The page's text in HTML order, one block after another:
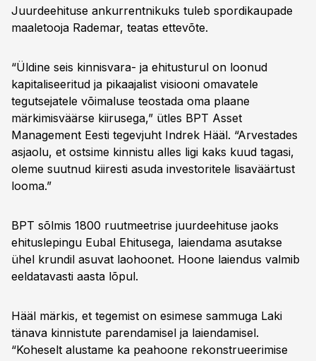
Juurdeehituse ankurrentnikuks tuleb spordikaupade
maaletooja Rademar, teatas ettevõte.
“Üldine seis kinnisvara- ja ehitusturul on loonud
kapitaliseeritud ja pikaajalist visiooni omavatele
tegutsejatele võimaluse teostada oma plaane
märkimisväärse kiirusega,” ütles BPT Asset
Management Eesti tegevjuht Indrek Hääl. “Arvestades
asjaolu, et ostsime kinnistu alles ligi kaks kuud tagasi,
oleme suutnud kiiresti asuda investoritele lisaväärtust
looma.”
BPT sõlmis 1800 ruutmeetrise juurdeehituse jaoks
ehituslepingu Eubal Ehitusega, laiendama asutakse
ühel krundil asuvat laohoonet. Hoone laiendus valmib
eeldatavasti aasta lõpul.
Hääl märkis, et tegemist on esimese sammuga Laki
tänava kinnistute parendamisel ja laiendamisel.
“Koheselt alustame ka peahoone rekonstrueerimise